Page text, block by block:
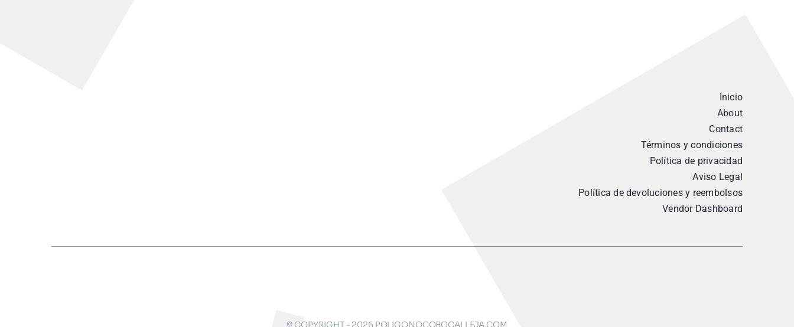
Inicio
About
Contact
Términos y condiciones
Política de privacidad
Aviso Legal
Política de devoluciones y reembolsos
Vendor Dashboard
© COPYRIGHT - 2026 POLIGONOCOBOCALLEJA.COM